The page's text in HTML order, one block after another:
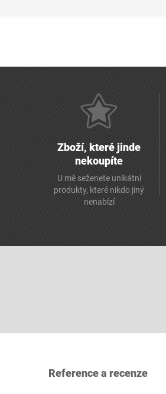
Zboží, které jinde
nekoupíte
U mě seženete unikátní
produkty, které nikdo jiný
nenabízí
Reference a recenze